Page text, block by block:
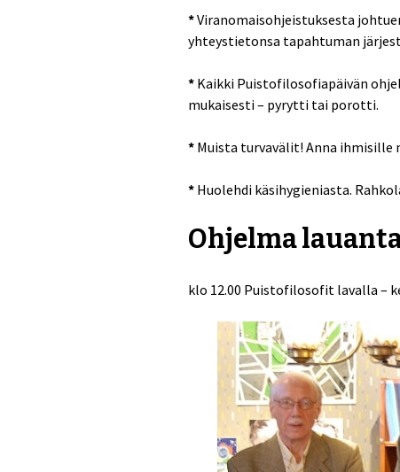
*Viranomaisohjeistuksesta
yhteystietonsa tapahtuman
* Kaikki Puistofilosofiapäivän
mukaisesti – pyrytti tai porotti.
* Muista turvavälit! Anna
* Huolehdi käsihygieniasta.
Ohjelma
klo 12.00 Puistofilosofit lavalla –